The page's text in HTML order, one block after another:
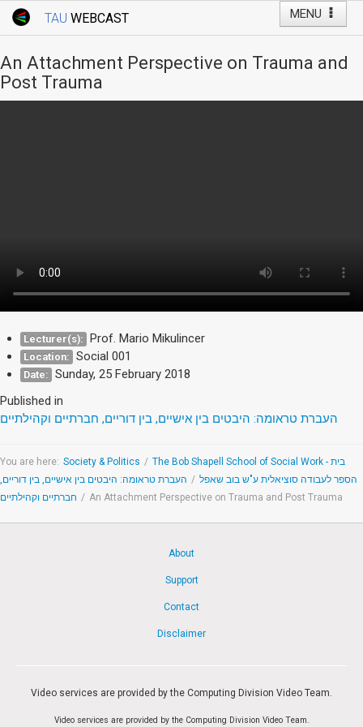
MENU
TAU WEBCAST
Webcast: Courses
Tel Aviv University
An Attachment Perspective on Trauma and
Post Trauma
Lecturer(s): Prof. Mario Mikulincer
Location: Social 001
Date: Sunday, 25 February 2018
Published in
העברת טראומה: היבטים בין אישיים, בין דוריים, חברתיים וקהילתיים
You are here: Society & Politics / The Bob Shapell School of Social Work - בית
הספר לעבודה סוציאלית ע"ש בוב שאפל / העברת טראומה: היבטים בין אישיים, בין דוריים,
חברתיים וקהילתיים / An Attachment Perspective on Trauma and Post Trauma
About
Support
Contact
Disclaimer
Video services are provided by the Computing Division Video Team.
Video services are provided by the Computing Division Video Team.